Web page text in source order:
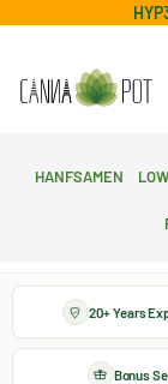
Hanfsamen
20+ Years
Bonus